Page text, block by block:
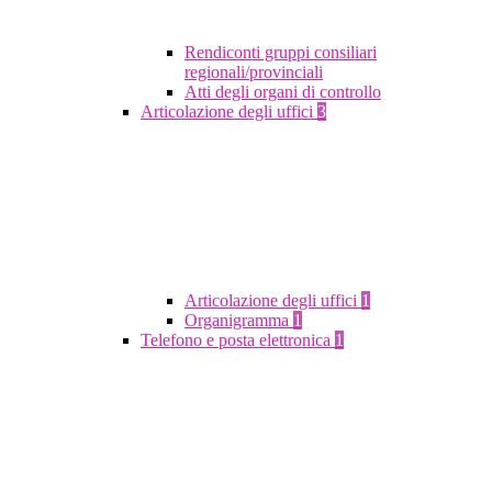
Rendiconti gruppi consiliari
regionali/provinciali
Atti degli organi di controllo
Articolazione degli uffici 3
Articolazione degli uffici 1
Organigramma 1
Telefono e posta elettronica 1